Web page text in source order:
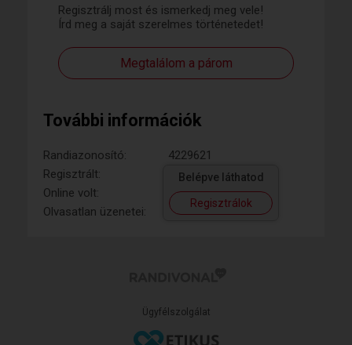
Regisztrálj most és ismerkedj meg vele!
Írd meg a saját szerelmes történetedet!
Megtalálom a párom
További információk
Randiazonosító:
4229621
Regisztrált:
Online volt:
Olvasatlan üzenetei:
Belépve láthatod
Regisztrálok
Ügyfélszolgálat